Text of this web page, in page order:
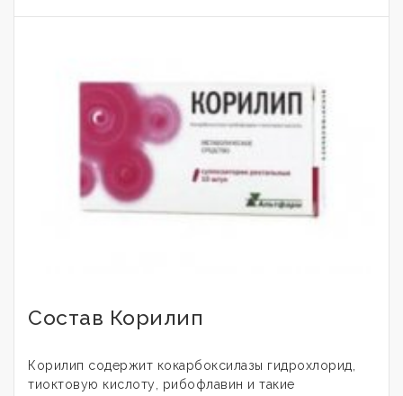
Состав Корилип
Корилип содержит кокарбоксилазы гидрохлорид,
тиоктовую кислоту, рибофлавин и такие